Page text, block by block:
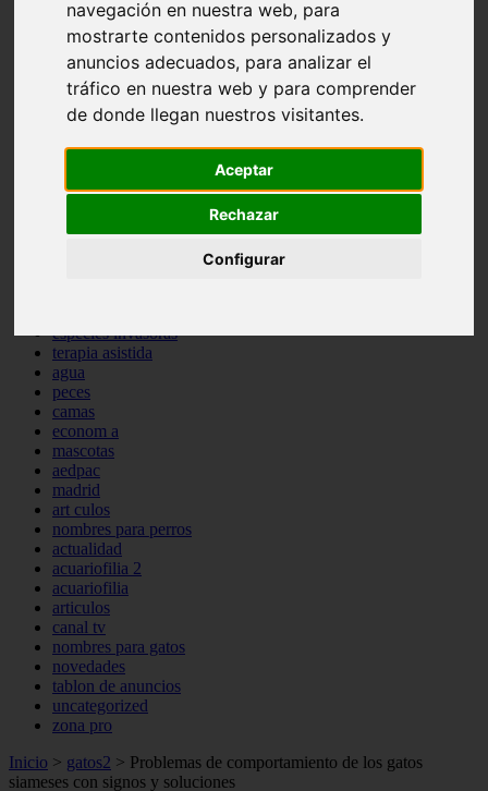
navegación en nuestra web, para
mostrarte contenidos personalizados y
anuncios adecuados, para analizar el
tráfico en nuestra web y para comprender
de donde llegan nuestros visitantes.
Aceptar
Rechazar
Configurar
comportamiento
protagonistas
reptiles
abandono
adopci n
ferias
snacks
iberzoo propet
estanques
especies invasoras
terapia asistida
agua
peces
camas
econom a
mascotas
aedpac
madrid
art culos
nombres para perros
actualidad
acuariofilia 2
acuariofilia
articulos
canal tv
nombres para gatos
novedades
tablon de anuncios
uncategorized
zona pro
Inicio > gatos2 > Problemas de comportamiento de los gatos
siameses con signos y soluciones